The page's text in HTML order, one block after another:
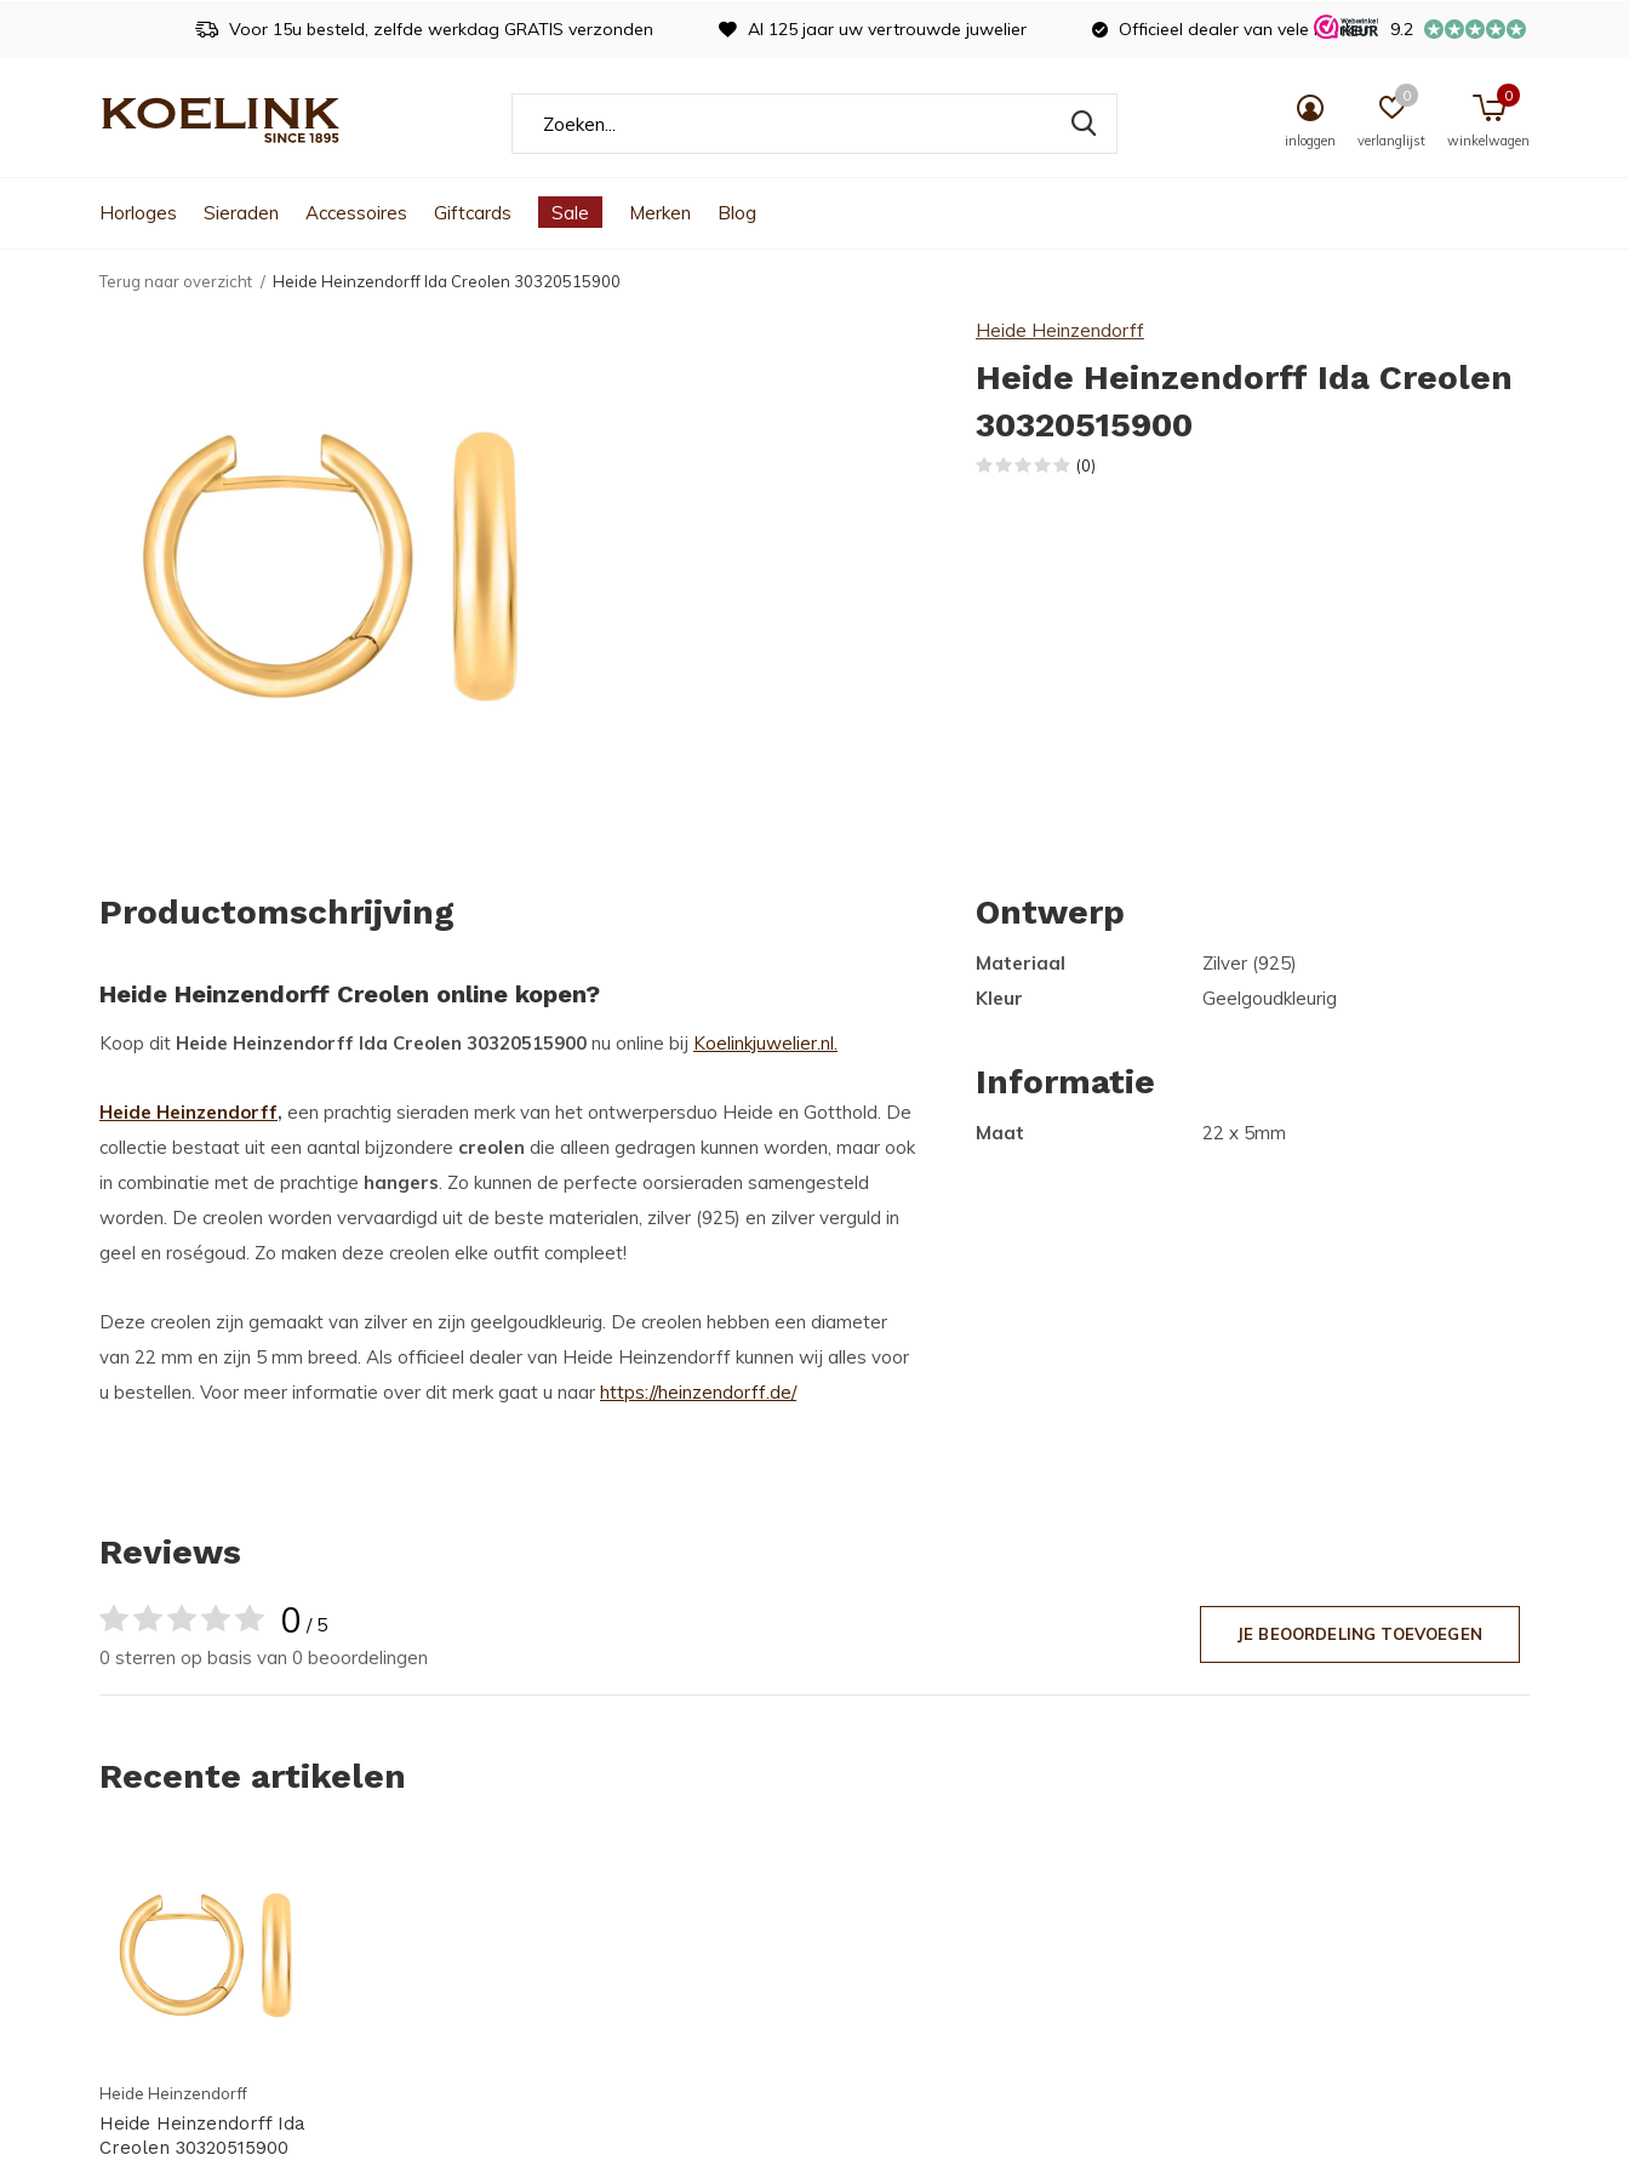
Horloges Sieraden Accessoires Giftcards Sale Merken Blog
inloggen verlanglijst
0
winkelwagen
0
Voor 15u besteld, zelfde werkdag GRATIS verzonden Al 125 jaar uw vertrouwde juwelier Officieel dealer van vele merken 9.2
Terug naar overzicht Heide Heinzendorff Ida Creolen 30320515900
Heide Heinzendorff
Heide Heinzendorff Ida Creolen
30320515900
(0)
Productomschrijving
Heide Heinzendorff Creolen online kopen?
Koop dit Heide Heinzendorff Ida Creolen 30320515900 nu online bij Koelinkjuwelier.nl.
Heide Heinzendorff, een prachtig sieraden merk van het ontwerpersduo Heide en Gotthold. De
collectie bestaat uit een aantal bijzondere creolen die alleen gedragen kunnen worden, maar ook
in combinatie met de prachtige hangers. Zo kunnen de perfecte oorsieraden samengesteld
worden. De creolen worden vervaardigd uit de beste materialen, zilver (925) en zilver verguld in
geel en roségoud. Zo maken deze creolen elke outfit compleet!
Deze creolen zijn gemaakt van zilver en zijn geelgoudkleurig. De creolen hebben een diameter
van 22 mm en zijn 5 mm breed. Als officieel dealer van Heide Heinzendorff kunnen wij alles voor
u bestellen. Voor meer informatie over dit merk gaat u naar https://heinzendorff.de/
Ontwerp
Materiaal
Zilver (925)
Kleur
Geelgoudkleurig
Informatie
Maat 22 x 5mm
Reviews
0 / 5
0 sterren op basis van 0 beoordelingen
JE BEOORDELING TOEVOEGEN
Recente artikelen
Heide Heinzendorff
Heide Heinzendorff Ida
Creolen 30320515900